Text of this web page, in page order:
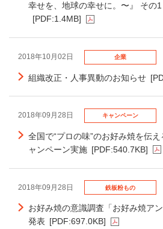
幸せを、地球の幸せに。〜』 その1
[PDF:1.4MB]
2018年10月02日 企業
組織改正・人事異動のお知らせ
2018年09月28日 キャンペーン
全国で“プロの味”のお好み焼を伝
ャンペーン実施 [PDF:540.7KB]
2018年09月28日 鉄板粉もの
お好み焼の意識調査「お好み焼ア
発表 [PDF:697.0KB]